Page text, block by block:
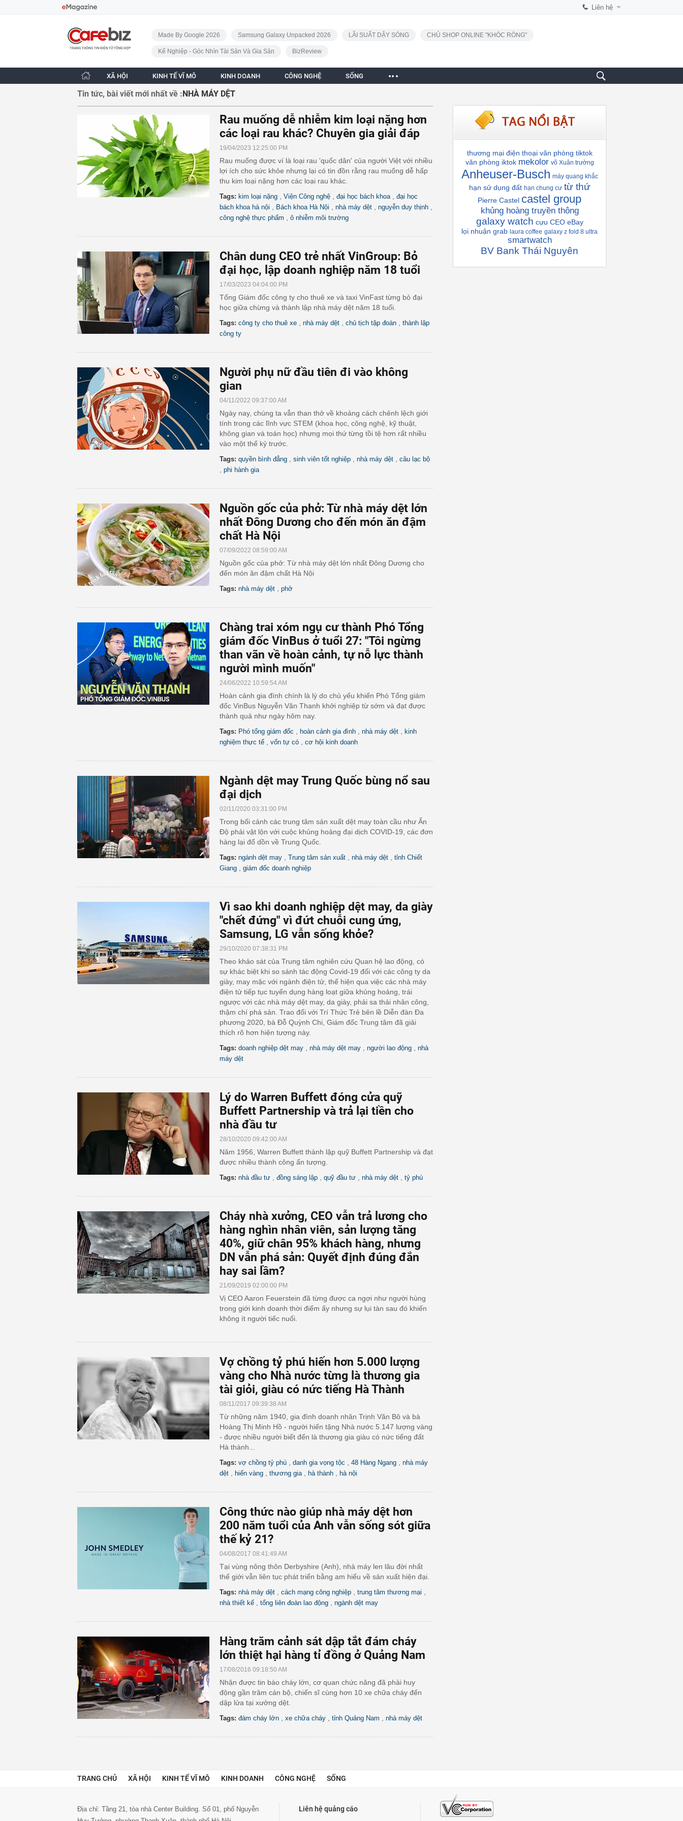
Liên hệ
CafeBiz - Trang chủ
Made By Google 2026
Samsung Galaxy Unpacked 2026 LÃI SUẤT DẬY SÓNG CHỦ SHOP ONLINE "KHÓC RÒNG"
Kế Nghiệp - Góc Nhìn Tài Sản Và Gia Sản BizReview
XÃ HỘI KINH TẾ VĨ MÔ KINH DOANH CÔNG NGHỆ SỐNG
Tin tức, bài viết mới nhất về :NHÀ MÁY DỆT
Rau muống dễ nhiễm kim loại nặng hơn
các loại rau khác? Chuyên gia giải đáp
19/04/2023 12:25:00 PM
Rau muống được ví là loại rau 'quốc dân' của người Việt với nhiều
lợi ích cho sức khỏe nhưng lại có tin đồn rằng rau muống dễ hấp
thu kim loại nặng hơn các loại rau khác.
Tags: kim loại nặng Viện Công nghệ đại học bách khoa
đại học
bách khoa hà nội
Bách khoa Hà Nội nhà máy dệt nguyễn duy thịnh
công nghệ thực phẩm ô nhiễm môi trường
Chân dung CEO trẻ nhất VinGroup: Bỏ
đại học, lập doanh nghiệp năm 18 tuổi
17/03/2023 04:04:00 PM
Tổng Giám đốc công ty cho thuê xe và taxi VinFast từng bỏ đại
học giữa chừng và thành lập nhà máy dệt năm 18 tuổi.
Tags: công ty cho thuê xe nhà máy dệt chủ tịch tập đoàn
thành lập
công ty
Người phụ nữ đầu tiên đi vào không
gian
04/11/2022 09:37:00 AM
Ngày nay, chúng ta vẫn than thở về khoảng cách chênh lệch giới
tính trong các lĩnh vực STEM (khoa học, công nghệ, kỹ thuật,
không gian và toán học) nhưng mọi thứ từng tồi tệ hơn rất nhiều
vào một thế kỷ trước.
Tags: quyền bình đẳng sinh viên tốt nghiệp nhà máy dệt câu lạc bộ
phi hành gia
Nguồn gốc của phở: Từ nhà máy dệt lớn
nhất Đông Dương cho đến món ăn đậm
chất Hà Nội
07/09/2022 08:59:00 AM
Nguồn gốc của phở: Từ nhà máy dệt lớn nhất Đông Dương cho
đến món ăn đậm chất Hà Nội
Tags: nhà máy dệt phở
Chàng trai xóm ngụ cư thành Phó Tổng
giám đốc VinBus ở tuổi 27: "Tôi ngừng
than vãn về hoàn cảnh, tự nỗ lực thành
người mình muốn"
24/06/2022 10:59:54 AM
Hoàn cảnh gia đình chính là lý do chủ yếu khiến Phó Tổng giám
đốc VinBus Nguyễn Văn Thanh khởi nghiệp từ sớm và đạt được
thành quả như ngày hôm nay.
Tags: Phó tổng giám đốc hoàn cảnh gia đình nhà máy dệt
kinh
nghiệm thực tế
vốn tự có cơ hội kinh doanh
Ngành dệt may Trung Quốc bùng nổ sau
đại dịch
02/11/2020 03:31:00 PM
Trong bối cảnh các trung tâm sản xuất dệt may toàn cầu như Ấn
Độ phải vật lộn với cuộc khủng hoảng đại dịch COVID-19, các đơn
hàng lại đổ dồn về Trung Quốc.
Tags: ngành dệt may Trung tâm sản xuất nhà máy dệt
tỉnh Chiết
Giang
giám đốc doanh nghiệp
Vì sao khi doanh nghiệp dệt may, da giày
"chết đứng" vì đứt chuỗi cung ứng,
Samsung, LG vẫn sống khỏe?
29/10/2020 07:38:31 PM
Theo khảo sát của Trung tâm nghiên cứu Quan hệ lao động, có
sự khác biệt khi so sánh tác động Covid-19 đối với các công ty da
giày, may mặc với ngành điện tử, thể hiện qua việc các nhà máy
điện tử tiếp tục tuyển dụng hàng loạt giữa khủng hoảng, trái
ngược với các nhà máy dệt may, da giày, phải sa thải nhân công,
thậm chí phá sản. Trao đổi với Trí Thức Trẻ bên lề Diễn đàn Đa
phương 2020, bà Đỗ Quỳnh Chi, Giám đốc Trung tâm đã giải
thích rõ hơn hiện tượng này.
Tags: doanh nghiệp dệt may nhà máy dệt may người lao động
nhà
máy dệt
Lý do Warren Buffett đóng cửa quỹ
Buffett Partnership và trả lại tiền cho
nhà đầu tư
28/10/2020 09:42:00 AM
Năm 1956, Warren Buffett thành lập quỹ Buffett Partnership và đạt
được nhiều thành công ấn tượng.
Tags: nhà đầu tư đồng sáng lập quỹ đầu tư nhà máy dệt tỷ phú
Cháy nhà xưởng, CEO vẫn trả lương cho
hàng nghìn nhân viên, sản lượng tăng
40%, giữ chân 95% khách hàng, nhưng
DN vẫn phá sản: Quyết định đúng đắn
hay sai lầm?
21/09/2019 02:00:00 PM
Vị CEO Aaron Feuerstein đã từng được ca ngợi như người hùng
trong giới kinh doanh thời điểm ấy nhưng sự lụi tàn sau đó khiến
không ít người tiếc nuối.
Vợ chồng tỷ phú hiến hơn 5.000 lượng
vàng cho Nhà nước từng là thương gia
tài giỏi, giàu có nức tiếng Hà Thành
08/11/2017 09:39:38 AM
Từ những năm 1940, gia đình doanh nhân Trịnh Văn Bô và bà
Hoàng Thị Minh Hồ - người hiến tặng Nhà nước 5.147 lượng vàng
- được nhiều người biết đến là thương gia giàu có nức tiếng đất
Hà thành...
Tags: vợ chồng tỷ phú danh gia vọng tộc 48 Hàng Ngang
nhà máy
dệt
hiến vàng thương gia hà thành hà nội
Công thức nào giúp nhà máy dệt hơn
200 năm tuổi của Anh vẫn sống sót giữa
thế kỷ 21?
04/08/2017 08:41:49 AM
Tại vùng nông thôn Derbyshire (Anh), nhà máy len lâu đời nhất
thế giới vẫn liên tục phát triển bằng am hiểu về sản xuất hiện đại.
Tags: nhà máy dệt cách mạng công nghiệp trung tâm thương mại
nhà thiết kế tổng liên đoàn lao động ngành dệt may
Hàng trăm cảnh sát dập tắt đám cháy
lớn thiệt hại hàng tỉ đồng ở Quảng Nam
17/08/2016 09:18:50 AM
Nhận được tin báo cháy lớn, cơ quan chức năng đã phải huy
động gần trăm cán bộ, chiến sĩ cùng hơn 10 xe chữa cháy đến
dập lửa tại xưởng dệt.
Tags: đám cháy lớn xe chữa cháy tỉnh Quảng Nam nhà máy dệt
thương mại điện thoại văn phòng tiktok
văn phòng iktok mekolor võ Xuân trường
Anheuser-Busch máy quang khắc
hạn sử dụng đất hạn chung cư từ thứ
Pierre Castel castel group
khủng hoàng truyền thông
galaxy watch cựu CEO eBay
lọi nhuận grab laura coffee galaxy z fold 8 ultra
smartwatch
BV Bank Thái Nguyên
TRANG CHỦ XÃ HỘI KINH TẾ VĨ MÔ KINH DOANH CÔNG NGHỆ SỐNG
Địa chỉ: Tầng 21, tòa nhà Center Building. Số 01, phố Nguyễn
Liên hệ quảng cáo